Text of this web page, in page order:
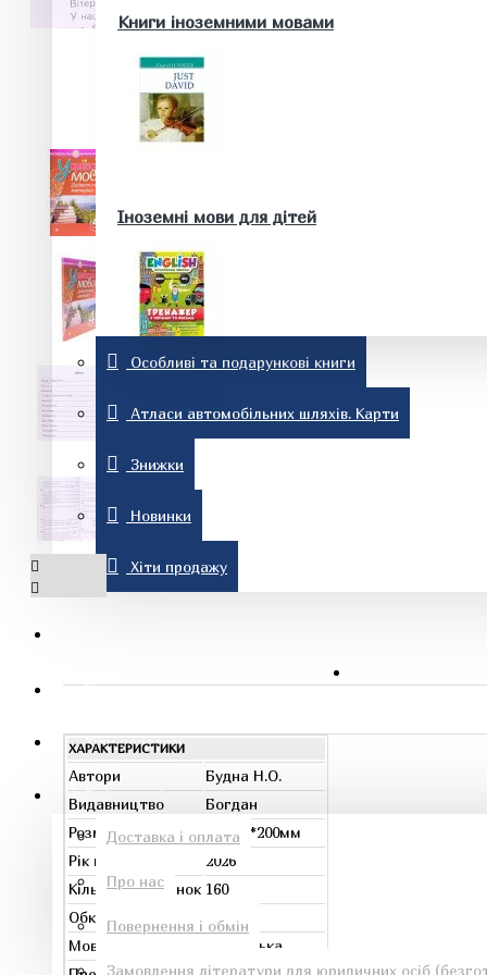
Батькам та майбутнім батькам
Історія
Комп'ютерна література
Рон Хаббард
Здоров'я та краса
Домашні тварини. Акваріум
Книги іноземними мовами
Іноземні мови для дітей
Словники та розмовники
Особливі та подарункові книги
Атласи автомобільних шляхів. Карти
Знижки
Новинки
Хіти продажу
Новинки
Хіти продажу
Інформація
Доставка і оплата
Про нас
Повернення і обмін
Замовлення літератури для юридичних осіб
ХАРАКТЕРИСТИКИ
Автори
Будна Н.О.
Видавництво
Богдан
Розміри
145мм*200мм
Рік видання
2026
Кількість сторінок 160
Обкладинка
м`яка
Мова
українська